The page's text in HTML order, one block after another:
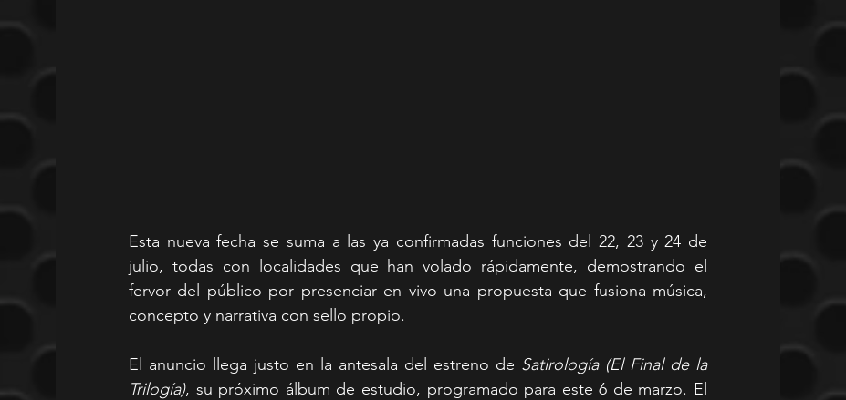
Esta nueva fecha se suma a las ya confirmadas funciones del 22, 23 y 24 de
julio, todas con localidades que han volado rápidamente, demostrando el
fervor del público por presenciar en vivo una propuesta que fusiona música,
concepto y narrativa con sello propio.
El anuncio llega justo en la antesala del estreno de Satirología (El Final de la
Trilogía), su próximo álbum de estudio, programado para este 6 de marzo. El